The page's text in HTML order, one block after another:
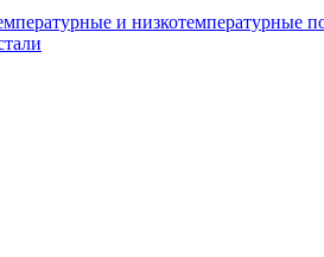
и низкотемпературные